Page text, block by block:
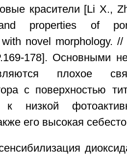
красители [Li X.,
properties of
novel morphology.
178]. Основными
плохое
с поверхностью
низкой
его высокая